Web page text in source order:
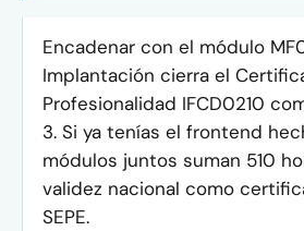
Encadenar con el módulo
Implantación cierra el
Profesionalidad IFCD0210
3. Si ya tenías el frontend
módulos juntos suman 510
validez nacional como
SEPE.